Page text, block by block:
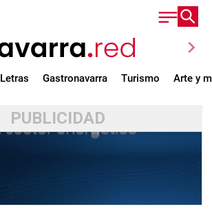
chevron_right
Letras Gastronavarra Turismo Arte y
PUBLICIDAD